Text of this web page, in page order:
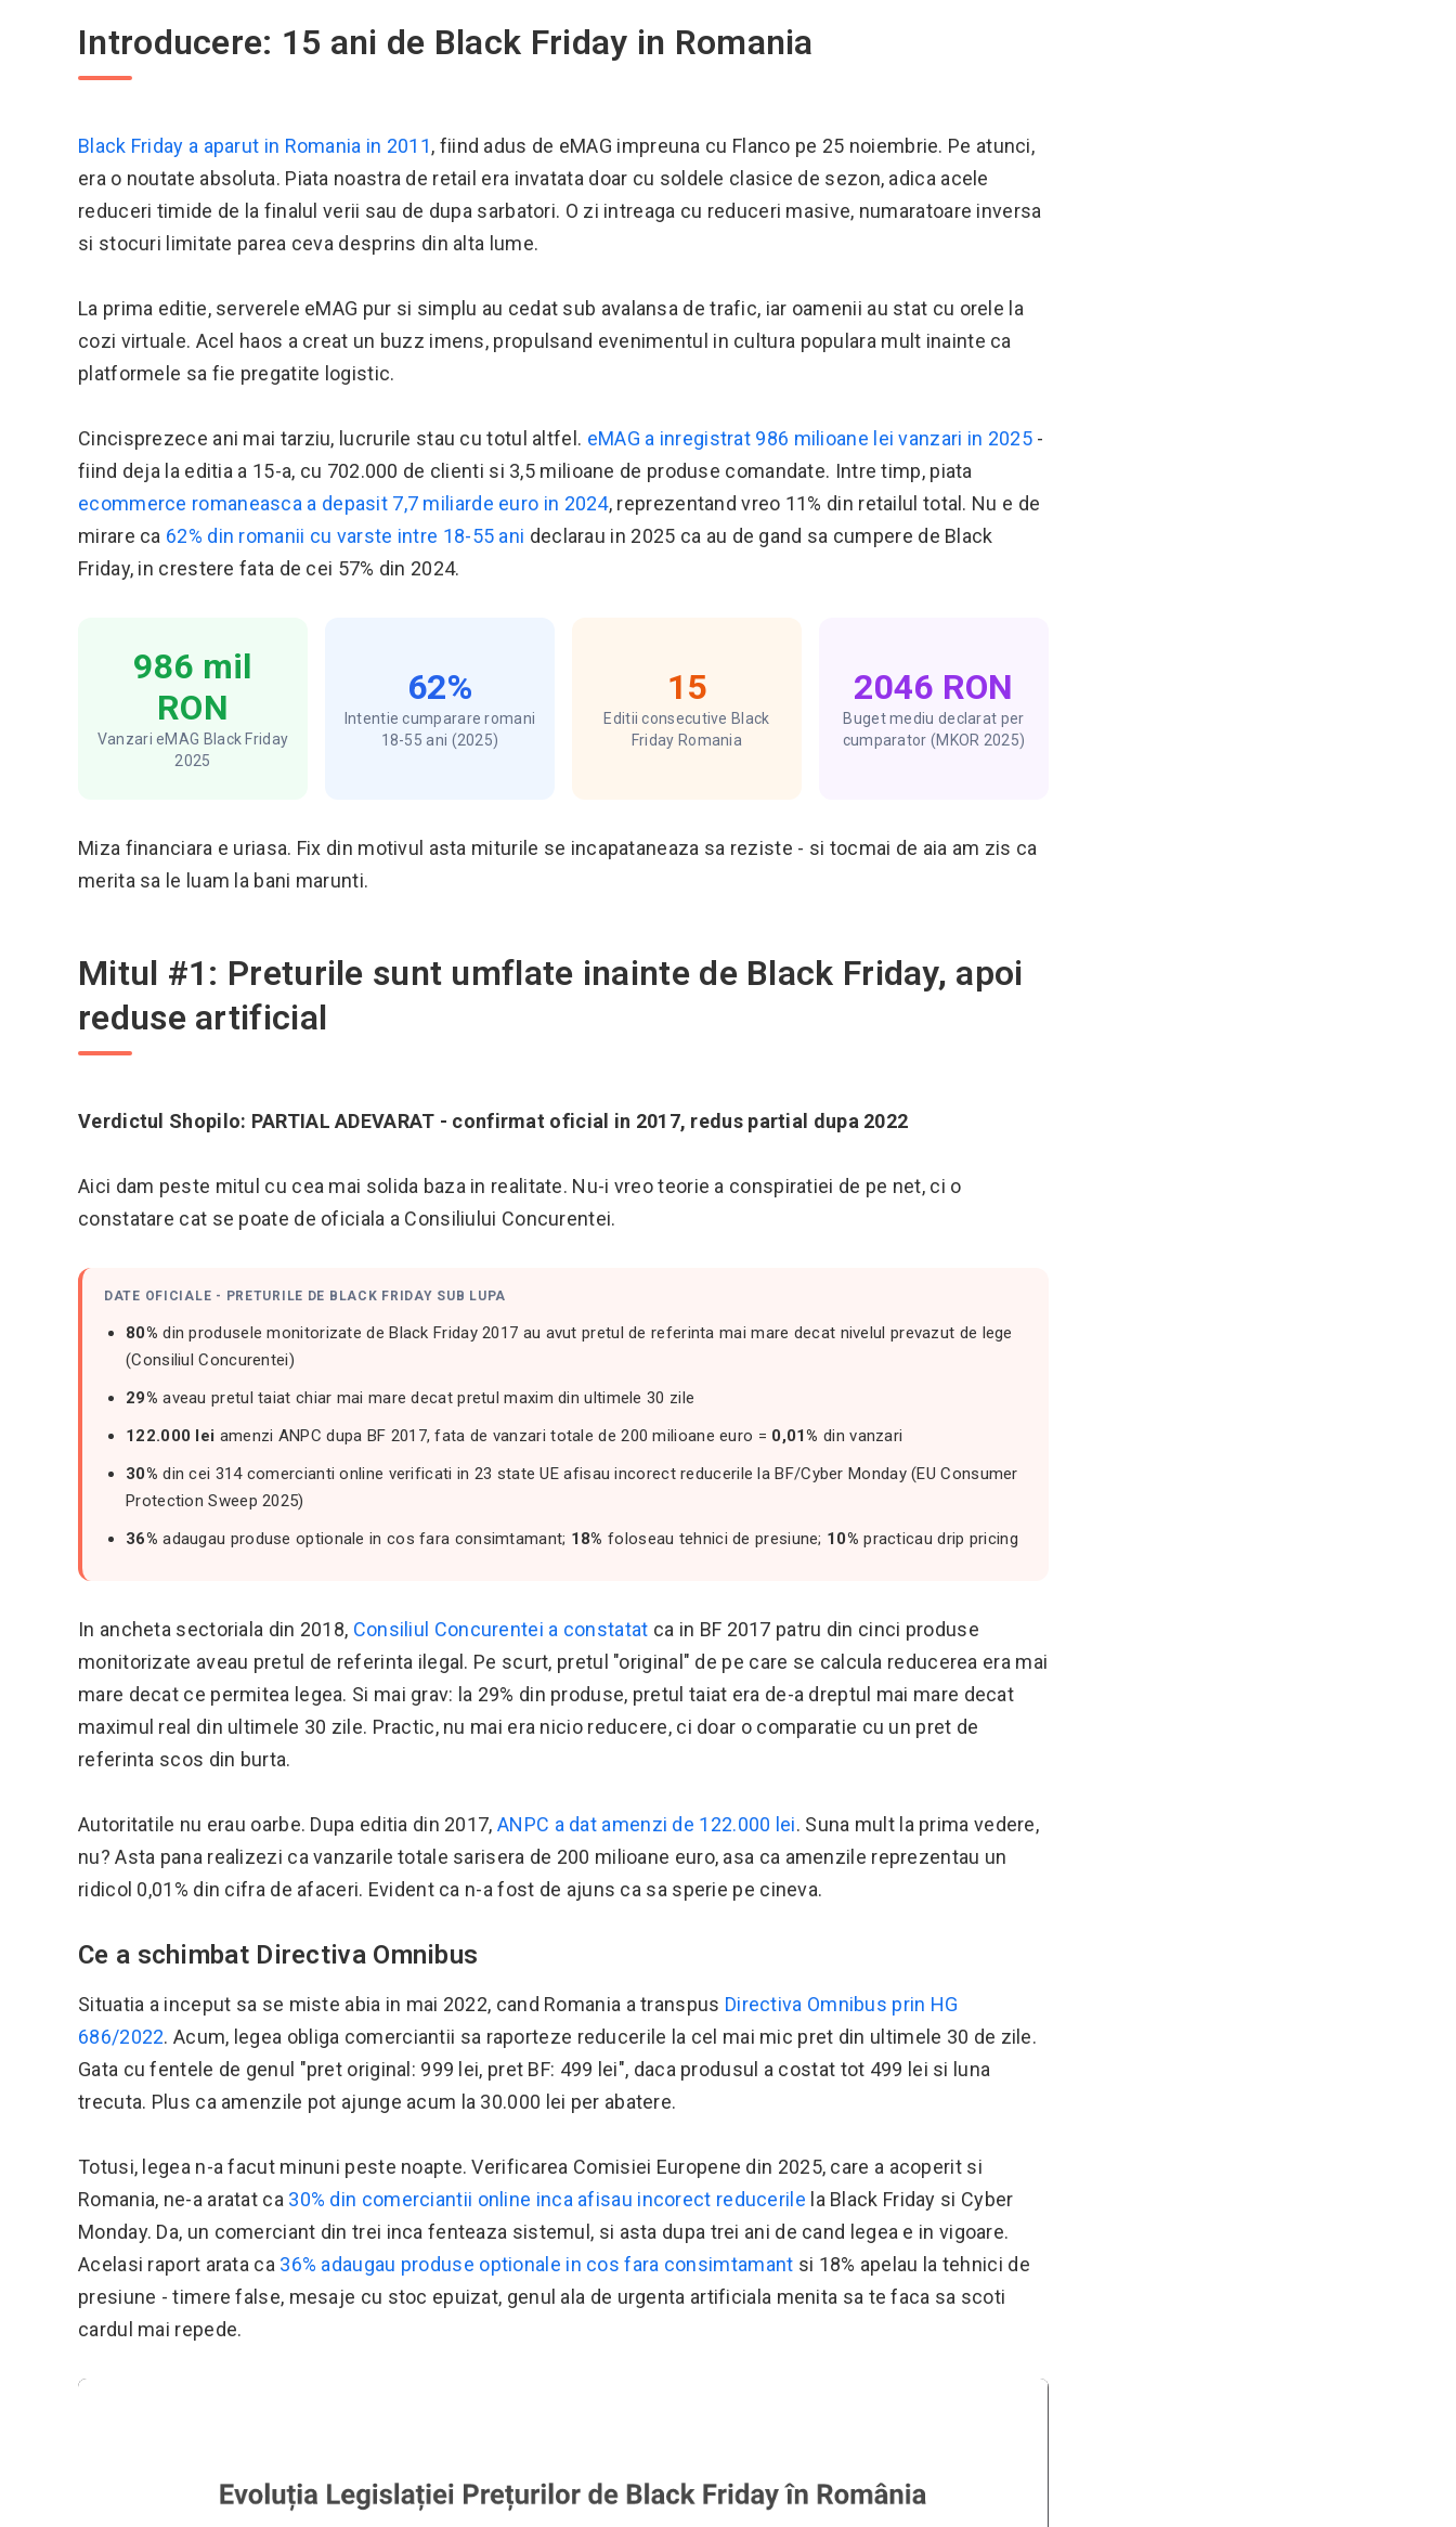
Introducere: 15 ani de Black Friday in Romania
Black Friday a aparut in Romania in 2011, fiind adus de eMAG impreuna cu Flanco pe 25 noiembrie. Pe atunci,
era o noutate absoluta. Piata noastra de retail era invatata doar cu soldele clasice de sezon, adica acele
reduceri timide de la finalul verii sau de dupa sarbatori. O zi intreaga cu reduceri masive, numaratoare inversa
si stocuri limitate parea ceva desprins din alta lume.
La prima editie, serverele eMAG pur si simplu au cedat sub avalansa de trafic, iar oamenii au stat cu orele la
cozi virtuale. Acel haos a creat un buzz imens, propulsand evenimentul in cultura populara mult inainte ca
platformele sa fie pregatite logistic.
Cincisprezece ani mai tarziu, lucrurile stau cu totul altfel. eMAG a inregistrat 986 milioane lei vanzari in 2025-
fiind deja la editia a 15-a, cu 702.000 de clienti si 3,5 milioane de produse comandate. Intre timp, piata
ecommerce romaneasca a depasit 7,7 miliarde euro in 2024, reprezentand vreo 11% din retailul total. Nu e de
mirare ca 62% din romanii cu varste intre 18-55 ani declarau in 2025 ca au de gand sa cumpere de Black
Friday, in crestere fata de cei 57% din 2024.
986 mil
RON
Vanzari eMAG Black Friday
2025
62%
Intentie cumparare romani
18-55 ani (2025)
15
Editii consecutive Black
Friday Romania
2046 RON
Buget mediu declarat per
cumparator (MKOR 2025)
Miza financiara e uriasa. Fix din motivul asta miturile se incapataneaza sa reziste - si tocmai de aia am zis ca
merita sa le luam la bani marunti.
Mitul #1: Preturile sunt umflate inainte de Black Friday, apoi
reduse artificial
Verdictul Shopilo: PARTIAL ADEVARAT - confirmat oficial in 2017, redus partial dupa 2022
Aici dam peste mitul cu cea mai solida baza in realitate. Nu-i vreo teorie a conspiratiei de pe net, ci o
constatare cat se poate de oficiala a Consiliului Concurentei.
DATE OFICIALE - PRETURILE DE BLACK FRIDAY SUB LUPA
80% din produsele monitorizate de Black Friday 2017 au avut pretul de referinta mai mare decat nivelul prevazut de lege
(Consiliul Concurentei)
29% aveau pretul taiat chiar mai mare decat pretul maxim din ultimele 30 zile
122.000 lei amenzi ANPC dupa BF 2017, fata de vanzari totale de 200 milioane euro = 0,01% din vanzari
30% din cei 314 comercianti online verificati in 23 state UE afisau incorect reducerile la BF/Cyber Monday (EU Consumer
Protection Sweep 2025)
36% adaugau produse optionale in cos fara consimtamant; 18% foloseau tehnici de presiune; 10% practicau drip pricing
In ancheta sectoriala din 2018, Consiliul Concurentei a constatat ca in BF 2017 patru din cinci produse
monitorizate aveau pretul de referinta ilegal. Pe scurt, pretul "original" de pe care se calcula reducerea era mai
mare decat ce permitea legea. Si mai grav: la 29% din produse, pretul taiat era de-a dreptul mai mare decat
maximul real din ultimele 30 zile. Practic, nu mai era nicio reducere, ci doar o comparatie cu un pret de
referinta scos din burta.
Autoritatile nu erau oarbe. Dupa editia din 2017, ANPC a dat amenzi de 122.000 lei. Suna mult la prima vedere,
nu? Asta pana realizezi ca vanzarile totale sarisera de 200 milioane euro, asa ca amenzile reprezentau un
ridicol 0,01% din cifra de afaceri. Evident ca n-a fost de ajuns ca sa sperie pe cineva.
Ce a schimbat Directiva Omnibus
Situatia a inceput sa se miste abia in mai 2022, cand Romania a transpus Directiva Omnibus prin HG
686/2022. Acum, legea obliga comerciantii sa raporteze reducerile la cel mai mic pret din ultimele 30 de zile.
Gata cu fentele de genul "pret original: 999 lei, pret BF: 499 lei", daca produsul a costat tot 499 lei si luna
trecuta. Plus ca amenzile pot ajunge acum la 30.000 lei per abatere.
Totusi, legea n-a facut minuni peste noapte. Verificarea Comisiei Europene din 2025, care a acoperit si
Romania, ne-a aratat ca 30% din comerciantii online inca afisau incorect reducerile la Black Friday si Cyber
Monday. Da, un comerciant din trei inca fenteaza sistemul, si asta dupa trei ani de cand legea e in vigoare.
Acelasi raport arata ca 36% adaugau produse optionale in cos fara consimtamant si 18% apelau la tehnici de
presiune - timere false, mesaje cu stoc epuizat, genul ala de urgenta artificiala menita sa te faca sa scoti
cardul mai repede.